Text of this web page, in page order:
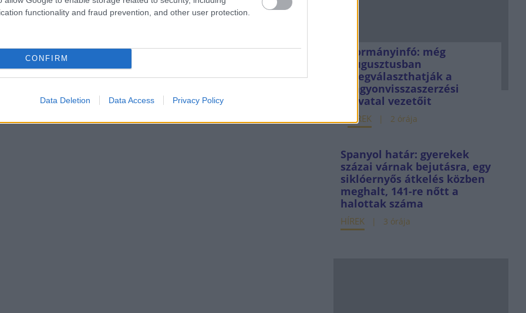
functionality and fraud prevention, and other user protection.
CONFIRM
Data Deletion Data Access Privacy Policy
Kormányinfó: még
augusztusban
megválaszthatják a
vagyonvisszaszerzési
hivatal vezetőit
HÍREK 2 órája
Spanyol határ: gyerekek
százai várnak bejutásra, egy
siklóernyős átkelés közben
meghalt, 141-re nőtt a
halottak száma
HÍREK 3 órája